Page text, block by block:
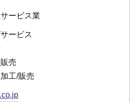
ービス業
ービス
売
工/販売